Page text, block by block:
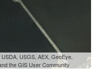
USGS, AEX, GeoEye,
the GIS User Community